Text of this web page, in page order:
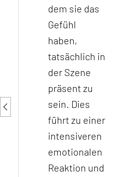
dem sie das
Gefühl
haben,
tatsächlich in
der Szene
präsent zu
sein. Dies
führt zu einer
intensiveren
emotionalen
Reaktion und